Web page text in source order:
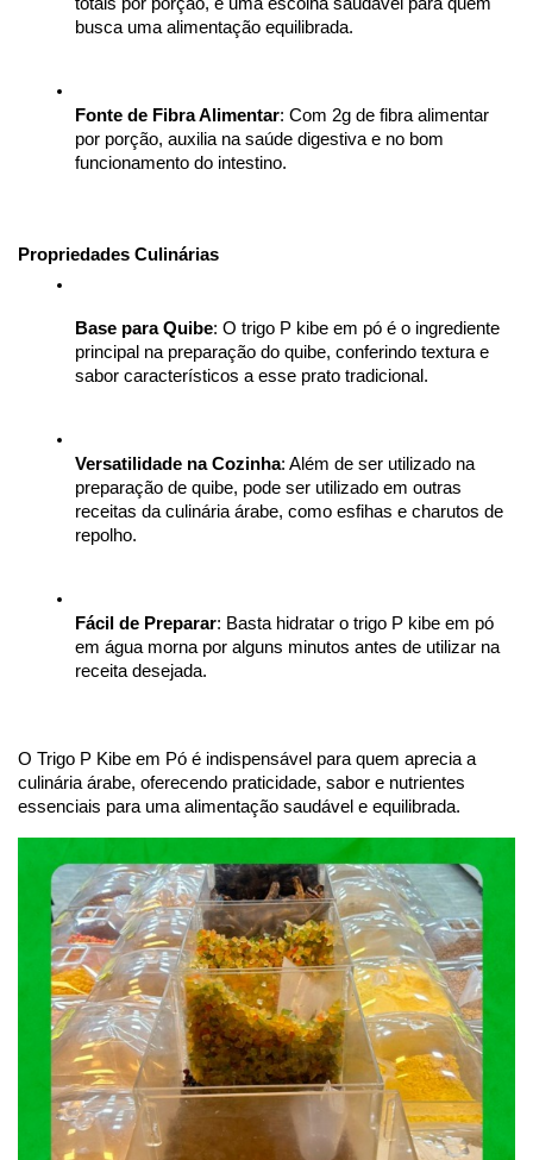
totais por porção, é uma escolha saudável para quem
busca uma alimentação equilibrada.
Fonte de Fibra Alimentar: Com 2g de fibra alimentar
por porção, auxilia na saúde digestiva e no bom
funcionamento do intestino.
Propriedades Culinárias
Base para Quibe: O trigo P kibe em pó é o ingrediente
principal na preparação do quibe, conferindo textura e
sabor característicos a esse prato tradicional.
Versatilidade na Cozinha: Além de ser utilizado na
preparação de quibe, pode ser utilizado em outras
receitas da culinária árabe, como esfihas e charutos de
repolho.
Fácil de Preparar: Basta hidratar o trigo P kibe em pó
em água morna por alguns minutos antes de utilizar na
receita desejada.
O Trigo P Kibe em Pó é indispensável para quem aprecia a
culinária árabe, oferecendo praticidade, sabor e nutrientes
essenciais para uma alimentação saudável e equilibrada.